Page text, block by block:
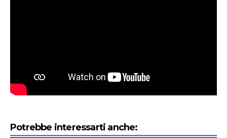
Potrebbe interessarti anche: